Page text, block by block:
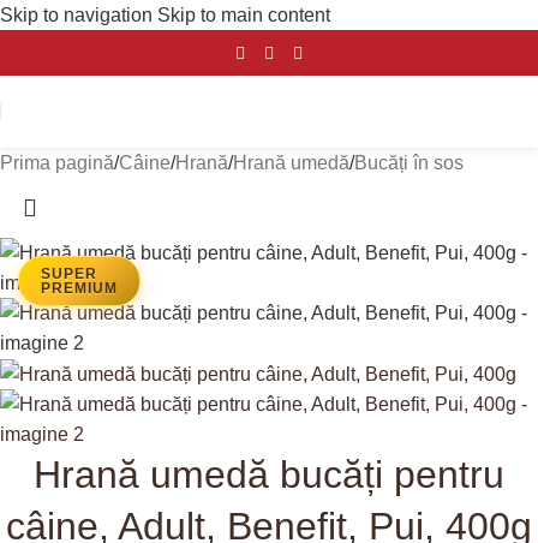
Skip to navigation Skip to main content
Prima pagină/Câine/Hrană/Hrană umedă/Bucăți în sos
SUPER
PREMIUM
Hrană umedă bucăți pentru
câine, Adult, Benefit, Pui, 400g